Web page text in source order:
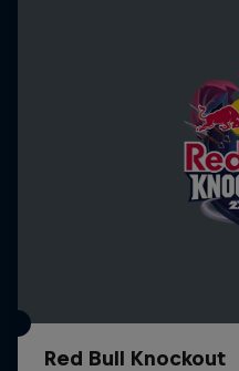
Red Bull Knockout